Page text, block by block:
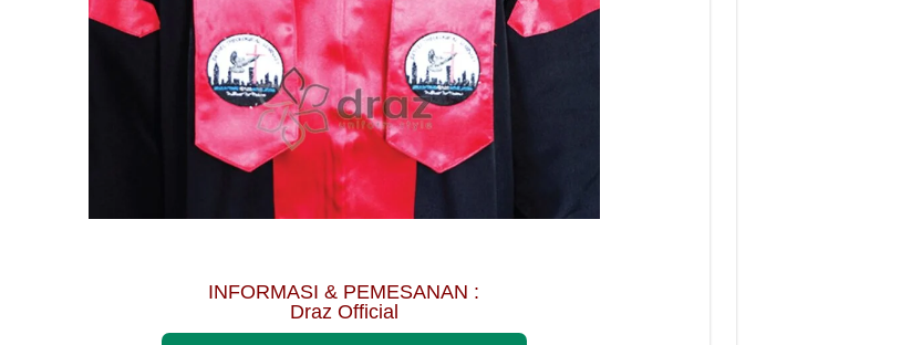
INFORMASI & PEMESANAN :
Draz Official